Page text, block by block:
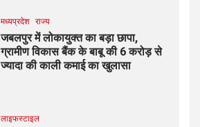
मध्यप्रदेश राज्य
जबलपुर में लोकायुक्त का बड़ा छापा,
ग्रामीण विकास बैंक के बाबू की 6 करोड़ से
ज्यादा की काली कमाई का खुलासा
लाइफस्टाइल